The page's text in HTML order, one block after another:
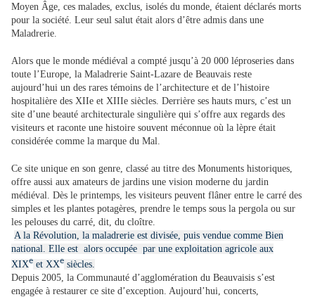
Moyen Âge, ces malades, exclus, isolés du monde, étaient déclarés morts
pour la société. Leur seul salut était alors d’être admis dans une
Maladrerie.
Alors que le monde médiéval a compté jusqu’à 20 000 léproseries dans
toute l’Europe, la Maladrerie Saint-Lazare de Beauvais reste
aujourd’hui un des rares témoins de l’architecture et de l’histoire
hospitalière des XIIe et XIIIe siècles. Derrière ses hauts murs, c’est un
site d’une beauté architecturale singulière qui s’offre aux regards des
visiteurs et raconte une histoire souvent méconnue où la lèpre était
considérée comme la marque du Mal.
Ce site unique en son genre, classé au titre des Monuments historiques,
offre aussi aux amateurs de jardins une vision moderne du jardin
médiéval. Dès le printemps, les visiteurs peuvent flâner entre le carré des
simples et les plantes potagères, prendre le temps sous la pergola ou sur
les pelouses du carré, dit, du cloître.
A la Révolution, la maladrerie est divisée, puis vendue comme Bien
national. Elle est alors occupée par une exploitation agricole aux
XIXe et XXe siècles.
Depuis 2005, la Communauté d’agglomération du Beauvaisis s’est
engagée à restaurer ce site d’exception. Aujourd’hui, concerts,